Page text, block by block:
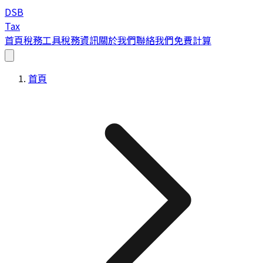
DSB
Tax
首頁稅務工具稅務資訊關於我們聯絡我們免費計算
首頁